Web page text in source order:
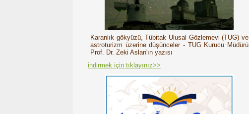
Karanlık gökyüzü, Tübitak Ulusal Gözlemevi (TUG) ve
astroturizm üzerine düşünceler - TUG Kurucu Müdürü
Prof. Dr. Zeki Aslan'ın yazısı
indirmek için tıklayınız>>